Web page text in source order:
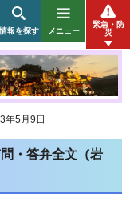
情報を探す メニュー
緊急・防
災
年5月9日
・答弁全文（岩